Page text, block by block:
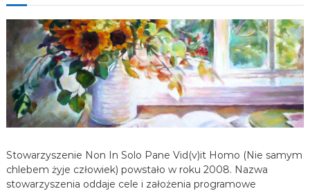
p
i
s
u
Stowarzyszenie Non In Solo Pane Vid(v)it Homo (Nie samym
chlebem żyje człowiek) powstało w roku 2008. Nazwa
stowarzyszenia oddaje cele i założenia programowe